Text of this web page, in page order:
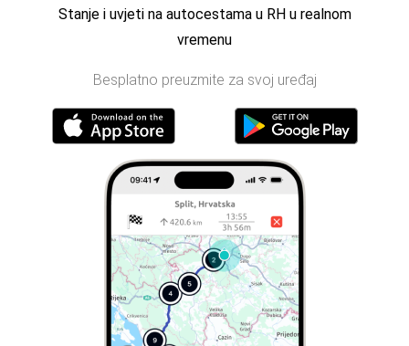
Stanje i uvjeti na autocestama u RH u realnom
vremenu
Besplatno preuzmite za svoj uređaj